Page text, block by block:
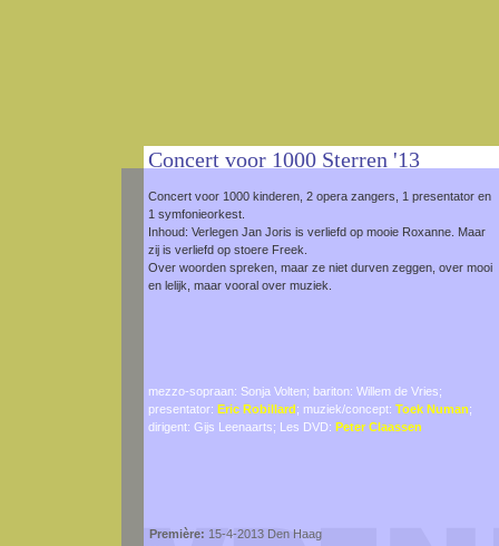
Concert voor 1000 Sterren '13
Concert voor 1000 kinderen, 2 opera zangers, 1 presentator en
1 symfonieorkest.
Inhoud: Verlegen Jan Joris is verliefd op mooie Roxanne. Maar
zij is verliefd op stoere Freek.
Over woorden spreken, maar ze niet durven zeggen, over mooi
en lelijk, maar vooral over muziek.
mezzo-sopraan: Sonja Volten; bariton: Willem de Vries;
presentator: Eric Robillard; muziek/concept: Toek Numan;
dirigent: Gijs Leenaarts; Les DVD: Peter Claassen
Première: 15-4-2013 Den Haag